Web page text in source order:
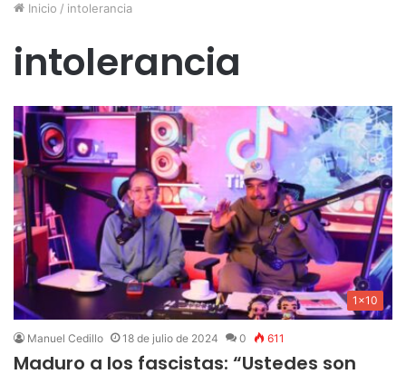
Inicio / intolerancia
intolerancia
1x10
Manuel Cedillo 18 de julio de 2024 0 611
Maduro a los fascistas: “Ustedes son